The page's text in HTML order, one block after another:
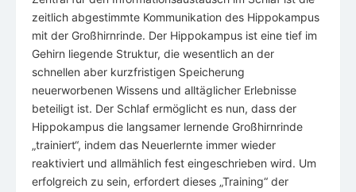
zeitlich abgestimmte Kommunikation des Hippokampus
mit der Großhirnrinde. Der Hippokampus ist eine tief im
Gehirn liegende Struktur, die wesentlich an der
schnellen aber kurzfristigen Speicherung
neuerworbenen Wissens und alltäglicher Erlebnisse
beteiligt ist. Der Schlaf ermöglicht es nun, dass der
Hippokampus die langsamer lernende Großhirnrinde
„trainiert“, indem das Neuerlernte immer wieder
reaktiviert und allmählich fest eingeschrieben wird. Um
erfolgreich zu sein, erfordert dieses „Training“ der